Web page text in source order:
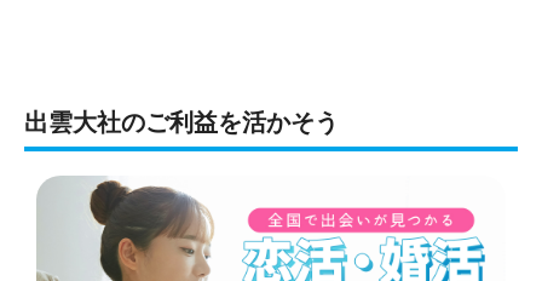
出雲大社のご利益を活かそう